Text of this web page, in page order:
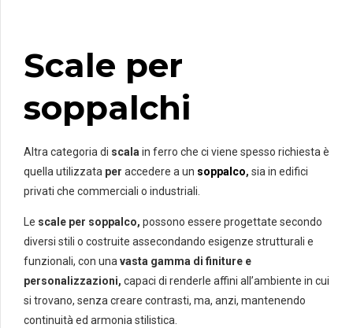
Scale per
soppalchi
Altra categoria di scala in ferro che ci viene spesso richiesta è
quella utilizzata per accedere a un soppalco, sia in edifici
privati che commerciali o industriali.
Le scale per soppalco, possono essere progettate secondo
diversi stili o costruite assecondando esigenze strutturali e
funzionali, con una vasta gamma di finiture e
personalizzazioni, capaci di renderle affini all’ambiente in cui
si trovano, senza creare contrasti, ma, anzi, mantenendo
continuità ed armonia stilistica.